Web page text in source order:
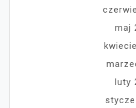
maj
luty